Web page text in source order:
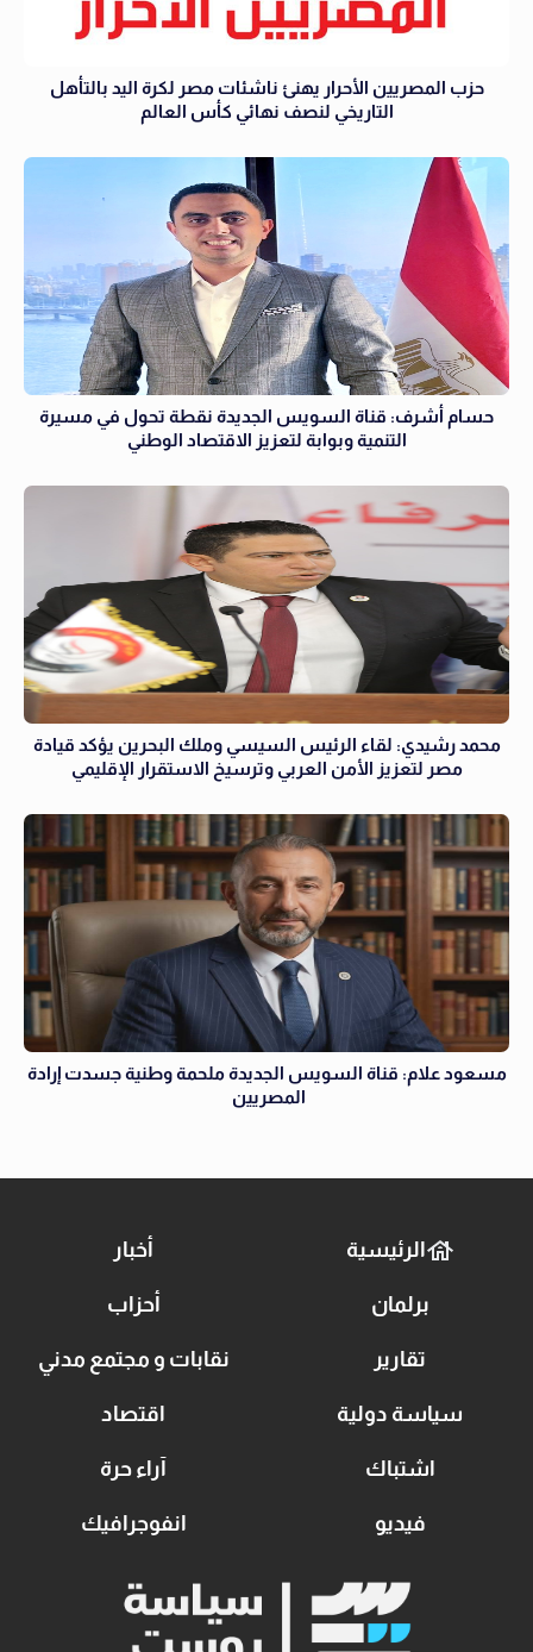
حزب المصريين الأحرار يهنئ ناشئات مصر لكرة اليد بالتأهل
التاريخي لنصف نهائي كأس العالم
حسام أشرف: قناة السويس الجديدة نقطة تحول في مسيرة
التنمية وبوابة لتعزيز الاقتصاد الوطني
محمد رشيدي: لقاء الرئيس السيسي وملك البحرين يؤكد قيادة
مصر لتعزيز الأمن العربي وترسيخ الاستقرار الإقليمي
مسعود علام: قناة السويس الجديدة ملحمة وطنية جسدت إرادة
المصريين
الرئيسية أخبار
برلمان أحزاب
تقارير نقابات و مجتمع مدني
سياسة دولية اقتصاد
اشتباك آراء حرة
فيديو انفوجرافيك